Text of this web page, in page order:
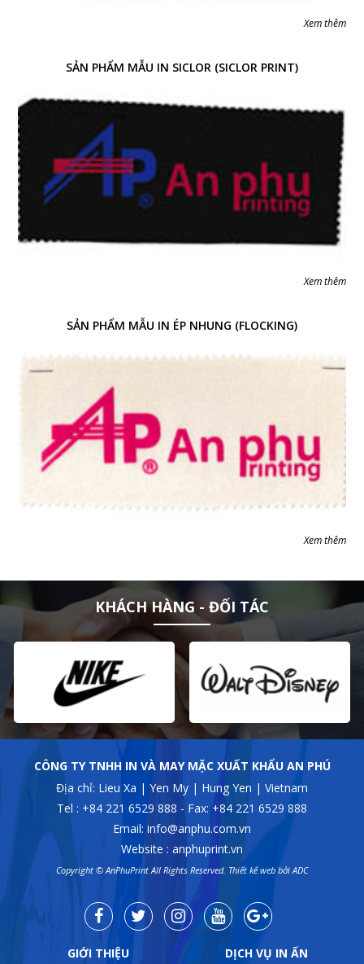
Xem thêm
SẢN PHẨM MẪU IN SICLOR (SICLOR PRINT)
Xem thêm
SẢN PHẨM MẪU IN ÉP NHUNG (FLOCKING)
Xem thêm
KHÁCH HÀNG - ĐỐI TÁC
CÔNG TY TNHH IN VÀ MAY MẶC XUẤT KHẨU AN PHÚ
Địa chỉ: Lieu Xa | Yen My | Hung Yen | Vietnam
Tel : +84 221 6529 888 - Fax: +84 221 6529 888
Email: info@anphu.com.vn
Website : anphuprint.vn
Copyright © AnPhuPrint All Rights Reserved. Thiết kế web bởi ADC
GIỚI THIỆU DỊCH VỤ IN ẤN